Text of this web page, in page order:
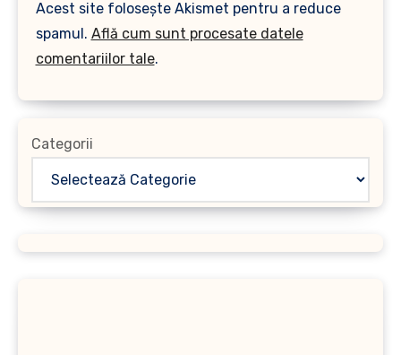
Acest site folosește Akismet pentru a reduce
spamul. Află cum sunt procesate datele
comentariilor tale.
Categorii